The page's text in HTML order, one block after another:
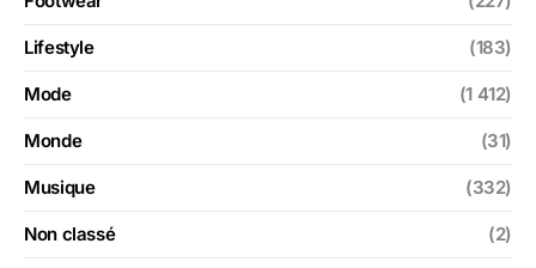
Lifestyle (183)
Mode (1 412)
Monde (31)
Musique (332)
Non classé (2)